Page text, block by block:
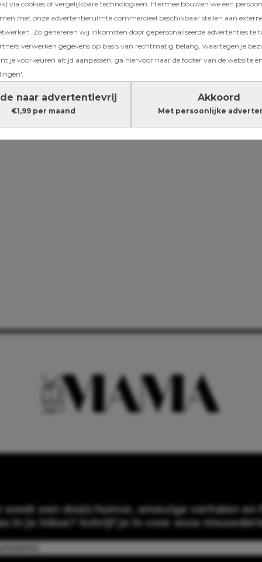
via cookies of vergelijkbare technologieën. Hiermee bouwen we een
met onze advertentieruimte commercieel beschikbaar stellen aan
Zo genereren wij inkomsten door gepersonaliseerde advertenties te
verwerken gegevens op basis van rechtmatig belang, waartegen je
je voorkeuren altijd aanpassen; ga hiervoor naar de footer van de website
naar advertentievrij
€1,99 per maand
Akkoord
Met persoonlijke
kind echt
week een dosis humor, smeuïge verhalen en
in je inbox? Schrijf je in voor onze
Email(Required)